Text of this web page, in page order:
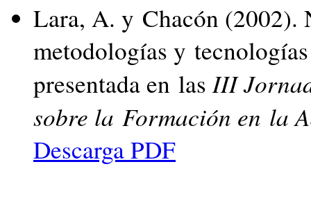
Lara, A. y Chacón (2002).
metodologías y
presentada en lasIII
sobre la Formación en la
Descarga PDF